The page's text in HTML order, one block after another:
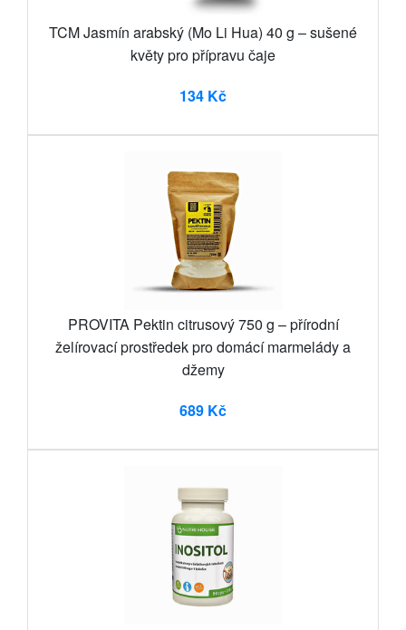
TCM Jasmín arabský (Mo Li Hua) 40 g – sušené
květy pro přípravu čaje
134 Kč
PROVITA Pektin citrusový 750 g – přírodní
želírovací prostředek pro domácí marmelády a
džemy
689 Kč